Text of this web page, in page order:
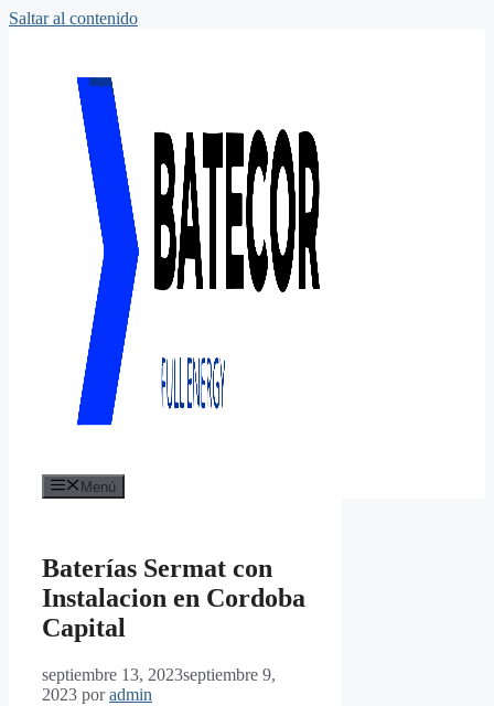
Saltar al contenido
Menú
Baterías Sermat con
Instalacion en Cordoba
Capital
septiembre 13, 2023septiembre 9,
2023 poradmin